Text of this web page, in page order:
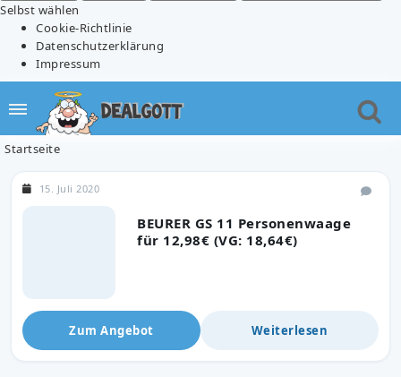
Selbst wählen
Cookie-Richtlinie
Datenschutzerklärung
Impressum
Startseite
BEURER GS 11 Personenwaage
für 12,98€ (VG: 18,64€)
15. Juli 2020
Zum Angebot Weiterlesen